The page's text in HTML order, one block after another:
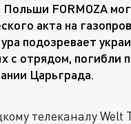
FORMOZA
акта на
подозревает
с отрядом, погибли
Царьграда.
телеканалу